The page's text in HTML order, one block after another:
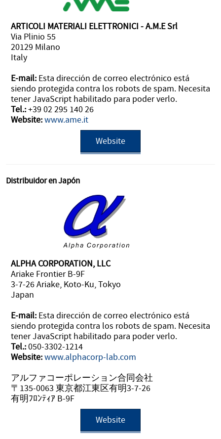
ARTICOLI MATERIALI ELETTRONICI - A.M.E Srl
Via Plinio 55
20129 Milano
Italy
E-mail: Esta dirección de correo electrónico está
siendo protegida contra los robots de spam. Necesita
tener JavaScript habilitado para poder verlo.
Tel.:+39 02 295 140 26
Website:www.ame.it
Website
Distribuidor en Japón
ALPHA CORPORATION, LLC
Ariake Frontier B-9F
3-7-26 Ariake, Koto-Ku, Tokyo
Japan
E-mail: Esta dirección de correo electrónico está
siendo protegida contra los robots de spam. Necesita
tener JavaScript habilitado para poder verlo.
Tel.:050-3302-1214
Website:www.alphacorp-lab.com
アルファコーポレーション合同会社
〒135-0063 東京都江東区有明3-7-26
有明ﾌﾛﾝﾃｨｱ B-9F
Website